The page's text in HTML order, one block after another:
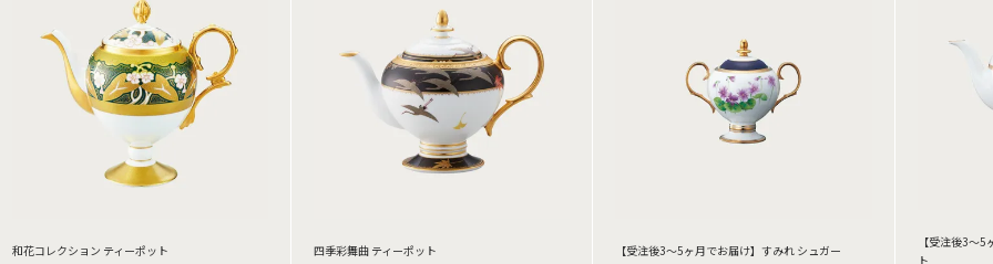
和花コレクション ティーポット 四季彩舞曲 ティーポット 【受注後3～5ヶ月でお届け】すみれ シュガー
【受注後3～
ト